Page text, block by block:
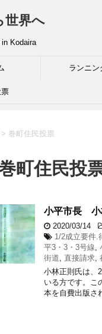
世界へ
Kodaira
ランニン
> 巻町住民投票
巻町住民投
小平市長 小
2020/03/14
1/2成立要件.
平3・3・3号線,
街道, 直接請求,
⼩林正則⽒は、
いる⽅です。こ
本を⾃費出版さ